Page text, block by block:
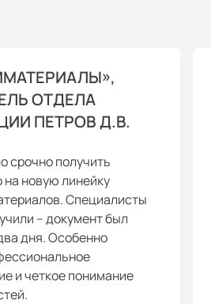
ОТДЕЛА
ПЕТРОВ Д.В.
срочно получить
на новую линейку
Специалисты
– документ был
дня. Особенно
и четкое понимание